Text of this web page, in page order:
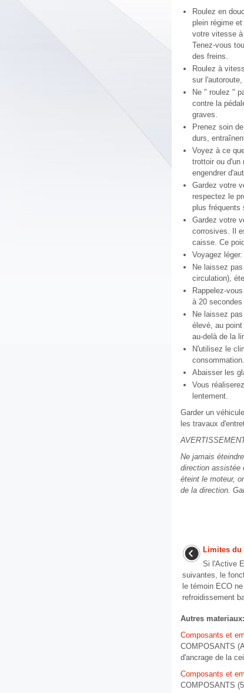
Roulez en
plein régime
votre vitesse
Tenez-vous
des freins.
Roulez à
sur
Ne " roulez "
contre la
graves.
Prenez soin
durs,
Voyez à ce
trottoir ou d'un
engendrer
Gardez votre
respectez le
plus fréquents
Gardez votre
corrosives. Il
caisse. Ce
Voyagez
Ne laissez
circulation),
Rappelez-
à 20
Ne laissez
élevé, au
au-delà de la
N'utilisez le
consommation.
Abaisser les
Vous
lentement.
Garder un
les travaux
Ne jamais
direction assistée
éteint le moteur,
de la direction.
Limites du
Si l'Active
suivantes, le
le témoin ECO
refroidissement
Autres materiaux:
Composants et
COMPOSANTS
d'ancrage de la
Composants et
COMPOSANTS